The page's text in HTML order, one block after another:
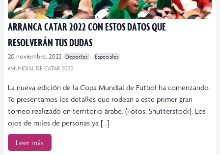
ARRANCA CATAR 2022 CON ESTOS DATOS QUE
RESOLVERÁN TUS DUDAS
20 noviembre, 2022 Deportes
Especiales
#MUNDIAL DE CATAR 2022
La nueva edición de la Copa Mundial de Futbol ha comenzando.
Te presentamos los detalles que rodean a este primer gran
torneo realizado en territorio árabe. (Fotos: Shutterstock). Los
ojos de miles de personas ya […]
Leer más